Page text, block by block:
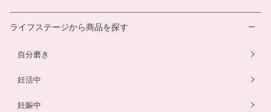
離乳食サービス
幼児食サービス
骨盤ベルト
ヘアカラートリートメント
酵素ドリンク
ライフステージから商品を探す
自分磨き
妊活中
妊娠中